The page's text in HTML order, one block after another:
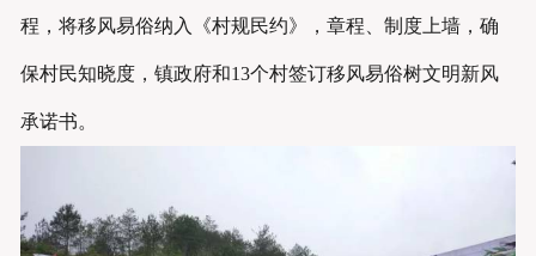
程，将移风易俗纳入《村规民约》，章程、制度上墙，确
保村民知晓度，镇政府和13个村签订移风易俗树文明新风
承诺书。